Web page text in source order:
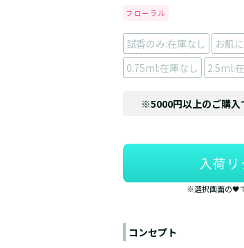
フローラル
試香のみ:在庫なし
お肌
0.75ml:在庫なし
2.5ml:
※5000円以上のご購入
入荷
※選択画面の🖤
コンセプト